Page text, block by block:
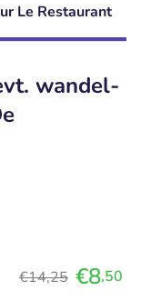
Le Restaurant
wandel-
€14,25 €8,50